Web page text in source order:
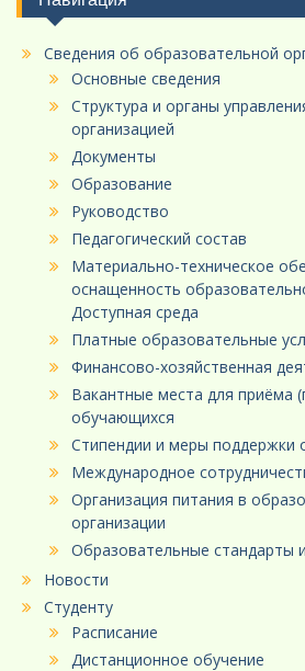
Сведения об образовательной
Основные сведения
Структура и органы
организацией
Документы
Образование
Руководство
Педагогический состав
Материально-техническое
оснащенность
Доступная среда
Платные образовательные
Финансово-хозяйственная
Вакантные места для приёма
обучающихся
Стипендии и меры поддержки
Международное
Организация питания в
организации
Образовательные стандарты
Новости
Студенту
Расписание
Дистанционное обучение